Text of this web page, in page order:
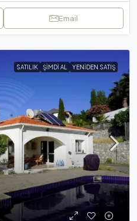
Email
SATILIK ŞIMDI AL YENIDEN SATIŞ